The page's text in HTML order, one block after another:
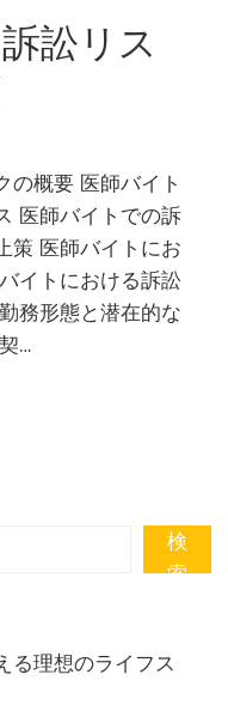
訟リス
の概要 医師バイト
医師バイトでの訴
策 医師バイトにお
イトにおける訴訟
務形態と潜在的な
…
検
索
る理想のライフス